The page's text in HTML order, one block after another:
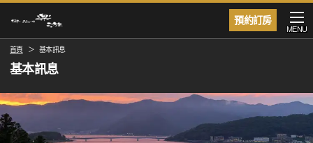
預約訂房
MENU
首頁 基本訊息
基本訊息